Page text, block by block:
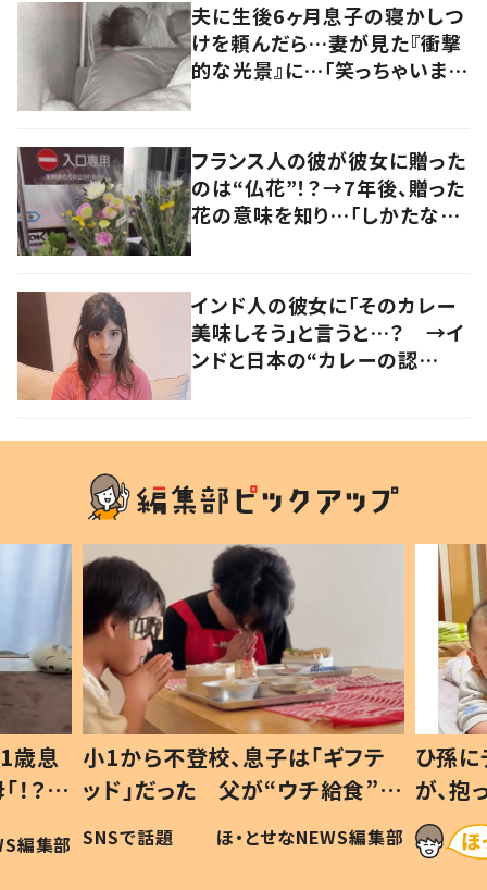
夫に生後6ヶ月息子の寝かしつ
けを頼んだら…妻が見た『衝撃
的な光景』に…「笑っちゃいまし
フランス人の彼が彼女に贈った
のは“仏花”！？→7年後、贈った
花の意味を知り…「しかたな
インド人の彼女に「そのカレー
美味しそう」と言うと…？ →イ
ンドと日本の“カレーの認
歳息
？」
編集部
小1から不登校、息子は「ギフテ
ッド」だった 父が“ウチ給食”を
作り続ける理由とは #令和の親
#令和の子
SNSで話題 ほ・とせなNEWS編集部
ひ孫
が、
「涙が
い」